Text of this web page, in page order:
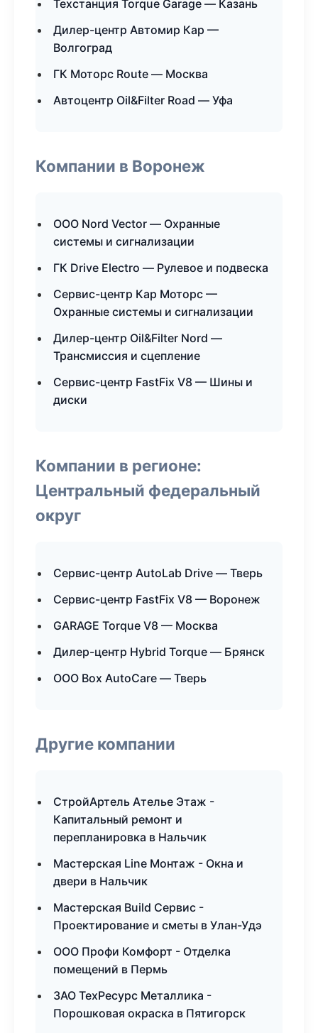
Техстанция Torque Garage — Казань
Дилер-центр Автомир Кар —
Волгоград
ГК Моторс Route — Москва
Автоцентр Oil&Filter Road — Уфа
Компании в Воронеж
ООО Nord Vector — Охранные
системы и сигнализации
ГК Drive Electro — Рулевое и подвеска
Сервис-центр Кар Моторс —
Охранные системы и сигнализации
Дилер-центр Oil&Filter Nord —
Трансмиссия и сцепление
Сервис-центр FastFix V8 — Шины и
диски
Компании в регионе:
Центральный федеральный
округ
Сервис-центр AutoLab Drive — Тверь
Сервис-центр FastFix V8 — Воронеж
GARAGE Torque V8 — Москва
Дилер-центр Hybrid Torque — Брянск
ООО Box AutoCare — Тверь
Другие компании
СтройАртель Ателье Этаж -
Капитальный ремонт и
перепланировка в Нальчик
Мастерская Line Монтаж - Окна и
двери в Нальчик
Мастерская Build Сервис -
Проектирование и сметы в Улан-Удэ
ООО Профи Комфорт - Отделка
помещений в Пермь
ЗАО ТехРесурс Металлика -
Порошковая окраска в Пятигорск